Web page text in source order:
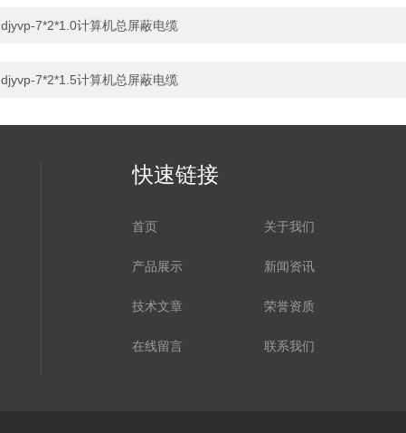
djyvp-7*2*1.0计算机总屏蔽电缆
djyvp-7*2*1.5计算机总屏蔽电缆
快速链接
首页 关于我们
产品展示 新闻资讯
技术文章 荣誉资质
在线留言 联系我们